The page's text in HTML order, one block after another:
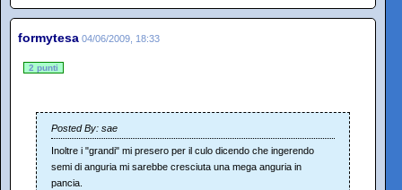
formytesa 04/06/2009, 18:33
2 punti
Posted By: sae
Inoltre i "grandi" mi presero per il culo dicendo che ingerendo
semi di anguria mi sarebbe cresciuta una mega anguria in
pancia.